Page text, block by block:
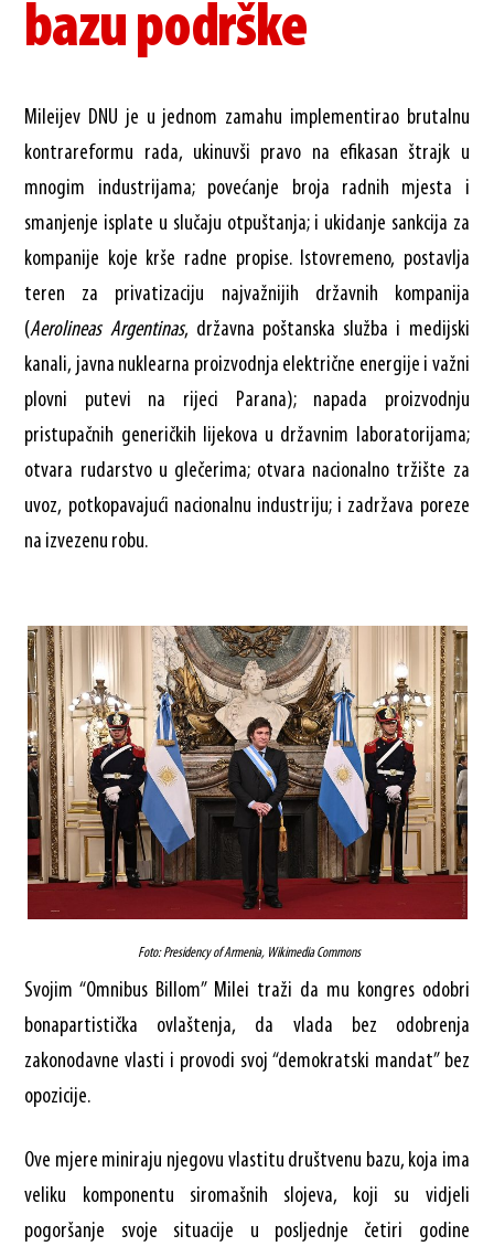
bazu podrške
Mileijev DNU je u jednom zamahu implementirao brutalnu
kontrareformu rada, ukinuvši pravo na efikasan štrajk u
mnogim industrijama; povećanje broja radnih mjesta i
smanjenje isplate u slučaju otpuštanja; i ukidanje sankcija za
kompanije koje krše radne propise. Istovremeno, postavlja
teren za privatizaciju najvažnijih državnih kompanija
(Aerolineas Argentinas, državna poštanska služba i medijski
kanali, javna nuklearna proizvodnja električne energije i važni
plovni putevi na rijeci Parana); napada proizvodnju
pristupačnih generičkih lijekova u državnim laboratorijama;
otvara rudarstvo u glečerima; otvara nacionalno tržište za
uvoz, potkopavajući nacionalnu industriju; i zadržava poreze
na izvezenu robu.
Foto: Presidency of Armenia, Wikimedia Commons
Svojim “Omnibus Billom” Milei traži da mu kongres odobri
bonapartistička ovlaštenja, da vlada bez odobrenja
zakonodavne vlasti i provodi svoj “demokratski mandat” bez
opozicije.
Ove mjere miniraju njegovu vlastitu društvenu bazu, koja ima
veliku komponentu siromašnih slojeva, koji su vidjeli
pogoršanje svoje situacije u posljednje četiri godine